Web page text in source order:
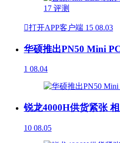
打开APP客户端 15 08.03
华硕推出PN50 Mini
1 08.04
锐龙4000H供货紧张
10 08.05